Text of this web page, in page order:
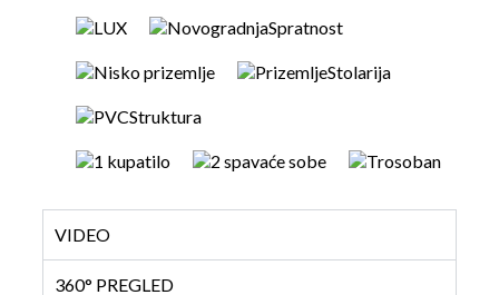
LUX NovogradnjaSpratnost
Nisko prizemlje PrizemljeStolarija
PVCStruktura
1 kupatilo 2 spavaće sobe Trosoban
VIDEO
360° PREGLED